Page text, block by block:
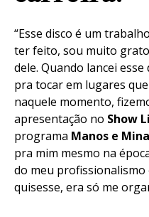
“Esse disco é um
ter feito, sou muito
dele. Quando lancei
pra tocar em lugares
naquele momento,
apresentação no Show
programa Manos e
pra mim mesmo na
do meu profissionalismo
quisesse, era só me